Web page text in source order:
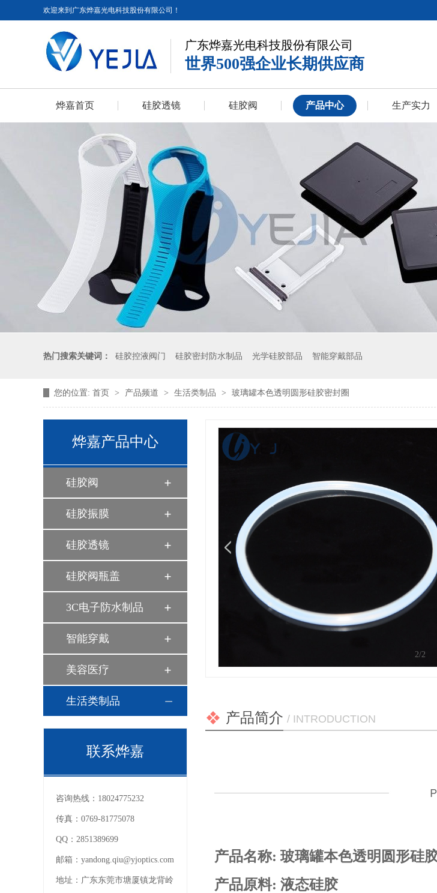
欢迎来到广东烨嘉光电科技股份有限公司！
广东烨嘉光电科技股份有限公司
世界500强企业长期供应商
烨嘉首页 硅胶透镜 硅胶阀 产品中心 生产实力
热门搜索关键词： 硅胶控液阀门 硅胶密封防水制品 光学硅胶部品 智能穿戴部品
您的位置: 首页 > 产品频道 > 生活类制品 > 玻璃罐本色透明圆形硅胶密封圈
烨嘉产品中心
硅胶阀
硅胶振膜
硅胶透镜
硅胶阀瓶盖
3C电子防水制品
智能穿戴
美容医疗
生活类制品
联系烨嘉
咨询热线： 18024775232
传真： 0769-81775078
QQ： 2851389699
邮箱： yandong.qiu@yjoptics.com
地址： 广东东莞市塘厦镇龙背岭
2/2
产品简介 / INTRODUCTION
产品名称: 玻璃罐本色透明圆形硅
产品原料: 液态硅胶